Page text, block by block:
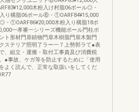
木粉入け村脂06ポール◎・
り構脂06ポール⑥・①OARF84¥15,000
・①OARF86¥20,000木粉入り構脂18ポ
一孝審一シリーズ機能ポール門柱ポ
形材門扉錆物門扉木樹脂門扉木製門
ステリア照明了ラー一７上勢郭ラて●表
、組立・運搬・取付工事責及び消費税
●事故、ケガ等を防止するために「使用
よく読んで、正常な取扱いをしてくだ